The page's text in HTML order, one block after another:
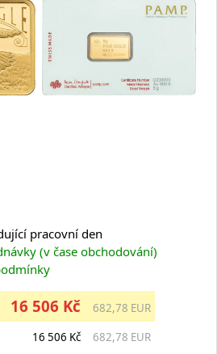
pracovní den
(v čase obchodování)
16 506 Kč
682,78 EUR
16 506 Kč 682,78 EUR